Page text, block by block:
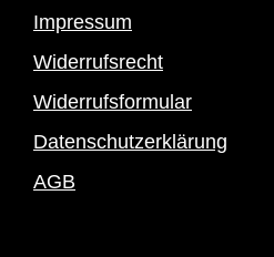
Impressum
Widerrufsrecht
Widerrufsformular
Datenschutzerklärung
AGB